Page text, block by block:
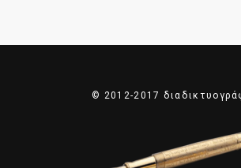
© 2012-2017